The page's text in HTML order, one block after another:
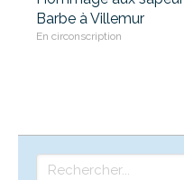
Barbe à Villemur
En circonscription
Rechercher